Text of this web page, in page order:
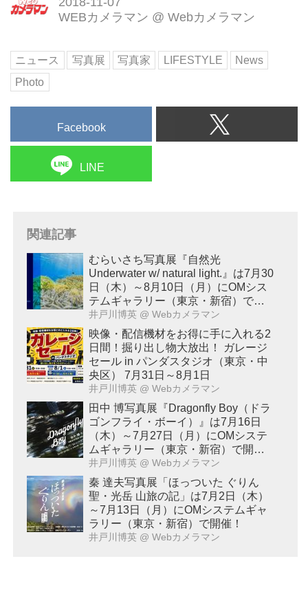
WEBカメラマン @ Webカメラマン
ニュース 写真展 写真家 LIFESTYLE
News
Photo
Facebook
LINE
関連記事
むらいさち写真展『自然光
Underwater w/ natural light.』は7月30
日（木）～8月10日（月）にOMシス
テムギャラリー（東京・新宿）で開
催！
井戸川博英 @ Webカメラマン
映像・配信機材をお得に手に入れる2
日間！掘り出し物大放出！ ガレージ
セール in パンダスタジオ（東京・中
央区） 7月31日～8月1日
井戸川博英 @ Webカメラマン
田中 博写真展『Dragonfly Boy（ドラ
ゴンフライ・ボーイ）』は7月16日
（木）～7月27日（月）にOMシステ
ムギャラリー（東京・新宿）で開
催！
井戸川博英 @ Webカメラマン
秦 達夫写真展「ほっついた ぐりん
聖・光岳 山旅の記」は7月2日（木）
～7月13日（月）にOMシステムギャ
ラリー（東京・新宿）で開催！
井戸川博英 @ Webカメラマン